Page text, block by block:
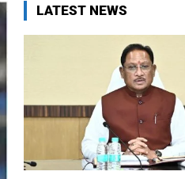
LATEST NEWS